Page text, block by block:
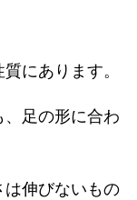
にあります。
足の形に合わ
伸びないもの